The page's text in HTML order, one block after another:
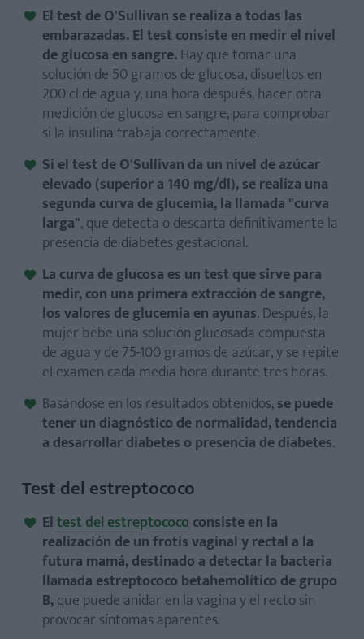
El test de O'Sullivan se realiza a todas las
embarazadas.El test consiste en medir el nivel
de glucosa en sangre.Hay que tomar una
solución de 50 gramos de glucosa, disueltos en
200 cl de agua y, una hora después, hacer otra
medición de glucosa en sangre, para comprobar
si la insulina trabaja correctamente.
Si el test de O'Sullivan da un nivel de azúcar
elevado (superior a 140 mg/dl), se realiza una
segunda curva de glucemia, la llamada "curva
larga", que detecta o descarta definitivamente la
presencia de diabetes gestacional.
La curva de glucosa es un test que sirve para
medir, con una primera extracción de sangre,
los valores de glucemia en ayunas. Después, la
mujer bebe una solución glucosada compuesta
de agua y de 75-100 gramos de azúcar, y se repite
el examen cada media hora durante tres horas.
Basándose en los resultados obtenidos,se puede
tener un diagnóstico de normalidad, tendencia
a desarrollar diabetes o presencia de diabetes.
Test del estreptococo
Eltest del estreptocococonsiste en la
realización de un frotis vaginal y rectal a la
futura mamá, destinado a detectar la bacteria
llamada estreptococo betahemolítico de grupo
B,que puede anidar en la vagina y el recto sin
provocar síntomas aparentes.